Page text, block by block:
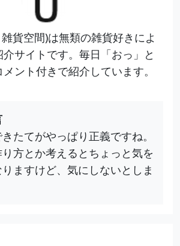
貨空間)は無類の雑貨好きによ
サイトです。毎日「おっ」と
ント付きで紹介しています。
たてがやっぱり正義ですね。
方とか考えるとちょっと気を
ますけど、気にしないとしま